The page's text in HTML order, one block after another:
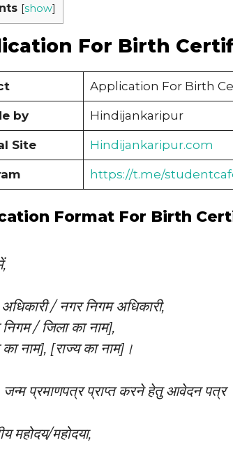
[show]
For Birth
Application For Birth
by Hindijankaripur
Site Hindijankaripur.com
https://t.me/
Format For Birth
/ नगर निगम अधिकारी,
/ जिला का नाम],
नाम], [राज्य का नाम]।
जन्म प्रमाणपत्र प्राप्त करने हेतु आवेदन पत्र
महोदय/महोदया,